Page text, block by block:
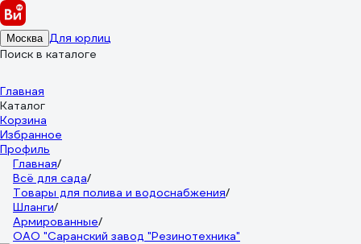
Москва Для юрлиц
Поиск в каталоге
Главная
Каталог
Корзина
Избранное
Профиль
Главная/
Всё для сада/
Товары для полива и водоснабжения/
Шланги/
Армированные/
ОАО "Саранский завод "Резинотехника"